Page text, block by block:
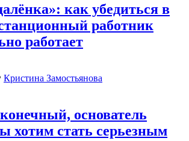
как убедиться в
работник
работает
Кристина Замостьянова
основатель
хотим стать серьезным